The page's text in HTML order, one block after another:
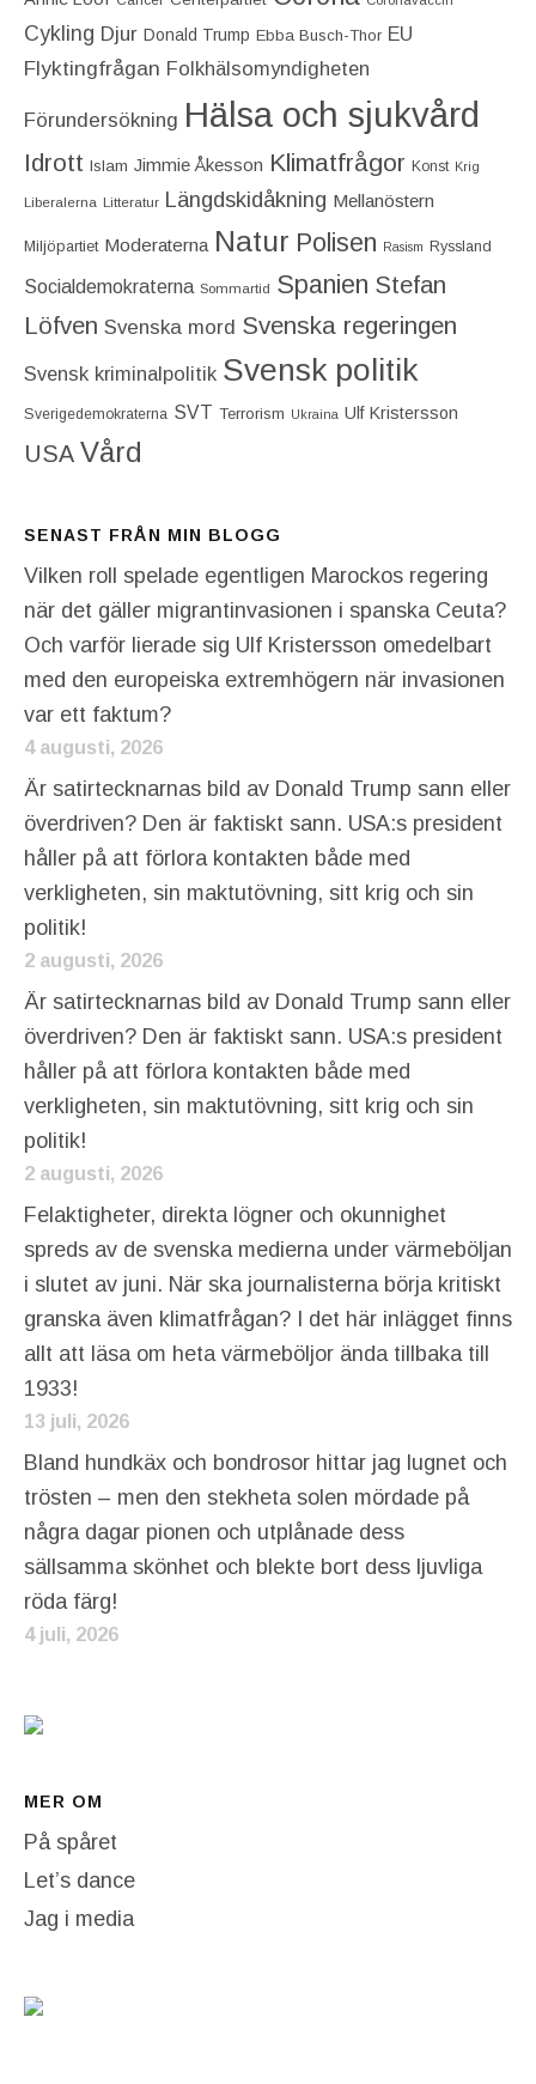
Cykling Djur Donald Trump Ebba Busch-Thor EU
Flyktingfrågan Folkhälsomyndigheten
Förundersökning Hälsa och sjukvård
Idrott Islam Jimmie Åkesson Klimatfrågor Konst Krig
Liberalerna Litteratur Längdskidåkning Mellanöstern
Miljöpartiet Moderaterna Natur Polisen Rasism Ryssland
Socialdemokraterna Sommartid Spanien Stefan
Löfven Svenska mord Svenska regeringen
Svensk kriminalpolitik Svensk politik
Sverigedemokraterna SVT Terrorism Ukraina Ulf Kristersson
USA Vård
SENAST FRÅN MIN BLOGG
Vilken roll spelade egentligen Marockos regering
när det gäller migrantinvasionen i spanska Ceuta?
Och varför lierade sig Ulf Kristersson omedelbart
med den europeiska extremhögern när invasionen
var ett faktum?
4 augusti, 2026
Är satirtecknarnas bild av Donald Trump sann eller
överdriven? Den är faktiskt sann. USA:s president
håller på att förlora kontakten både med
verkligheten, sin maktutövning, sitt krig och sin
politik!
2 augusti, 2026
Är satirtecknarnas bild av Donald Trump sann eller
överdriven? Den är faktiskt sann. USA:s president
håller på att förlora kontakten både med
verkligheten, sin maktutövning, sitt krig och sin
politik!
2 augusti, 2026
Felaktigheter, direkta lögner och okunnighet
spreds av de svenska medierna under värmeböljan
i slutet av juni. När ska journalisterna börja kritiskt
granska även klimatfrågan? I det här inlägget finns
allt att läsa om heta värmeböljor ända tillbaka till
1933!
13 juli, 2026
Bland hundkäx och bondrosor hittar jag lugnet och
trösten – men den stekheta solen mördade på
några dagar pionen och utplånade dess
sällsamma skönhet och blekte bort dess ljuvliga
röda färg!
4 juli, 2026
MER OM
På spåret
Let’s dance
Jag i media